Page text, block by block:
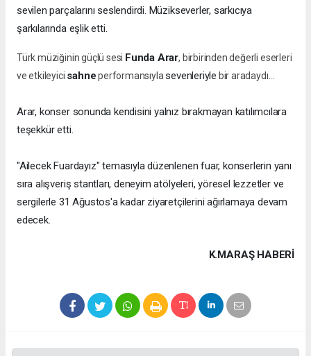
sevilen parçalarını seslendirdi. Müzikseverler, sarkıcıya
şarkılarında eşlik etti.
Türk müziğinin güçlü sesi Funda Arar, birbirinden değerli eserleri
ve etkileyici sahneperformansıylasevenleriyle bir aradaydı...
Arar, konser sonunda kendisini yalnız bırakmayan katılımcılara
teşekkür etti.
"Ailecek Fuardayız" temasıyla düzenlenen fuar, konserlerin yanı
sıra alışveriş stantları, deneyim atölyeleri, yöresel lezzetler ve
sergilerle 31 Ağustos'a kadar ziyaretçilerini ağırlamaya devam
edecek.
K.MARAŞ HABERİ